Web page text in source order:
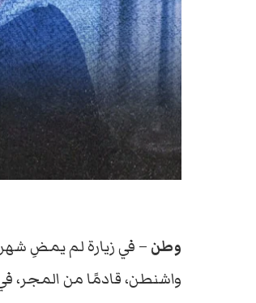
وطن – في زيارة لم يمضِ
واشنطن، قادمًا من المجر،